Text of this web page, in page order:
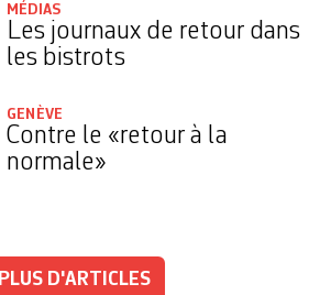
MÉDIAS
Les journaux de retour dans
les bistrots
GENÈVE
Contre le «retour à la
normale»
PLUS D'ARTICLES